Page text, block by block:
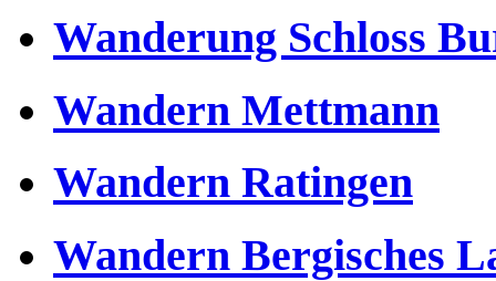
Wanderung Schloss
Wandern Mettmann
Wandern Ratingen
Wandern Bergisches